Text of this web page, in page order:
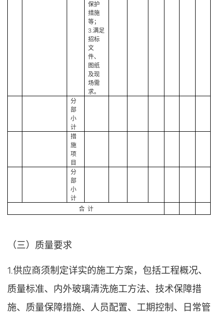
保护
措施
等；
3.满足
招标
文
件、
图纸
及现
场需
求。
分
部
小
计
措
施
项
目
分
部
小
计
合 计
（三）质量要求
1.供应商须制定详实的施工方案，包括工程概况、
质量标准、 内外玻璃清洗施工方法、技术保障措
施、质量保障措施、人员配置、工期控制、日常管